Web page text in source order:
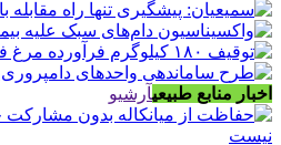
اخبار منابع طبیعیآرشیو